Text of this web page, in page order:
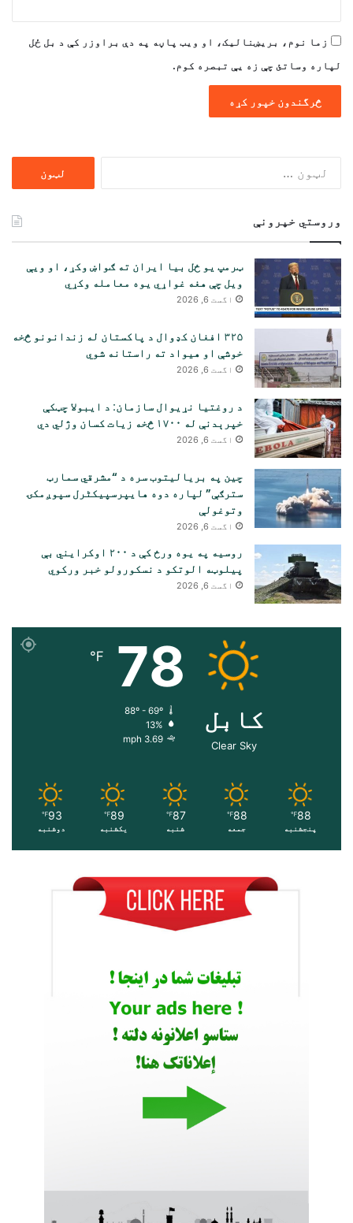
زما نوم، بریښنالیک، او ویب پاڼه په دې براوزر کې د بل ځل
لپاره وساتئ چې زه یې تبصره کوم.
وروستي خپرونې
ټرمپ یو ځل بیا ایران ته ګواښ وکړ، او ویې
ویل چې هغه غواړي یوه معامله وکړي
اگست 6, 2026
۳۲۵ افغان کډوال د پاکستان له زندانونو څخه
خوشې او هیواد ته راستانه شوي
اگست 6, 2026
د روغتیا نړیوال سازمان: د ایبولا چټکې
خپرېدنې له ۱۷۰۰ څخه زیات کسان وژلي دي
اگست 6, 2026
چین په بریالیتوب سره د “مشرقي سمارټ
سترګې” لپاره دوه هایپرسپیکٹرل سپوږمکۍ
وتوغولې
اگست 6, 2026
روسیه په یوه ورځ کې د ۲۰۰ اوکرایني بې
پیلوټه الوتکو د نسکورولو خبر ورکوي
اگست 6, 2026
کابل
Clear Sky
78
℉
88º - 69º
13%
3.69 mph
88
℉
پنجشنبه
88
℉
جمعه
87
℉
شنبه
89
℉
یکشنبه
93
℉
دوشنبه